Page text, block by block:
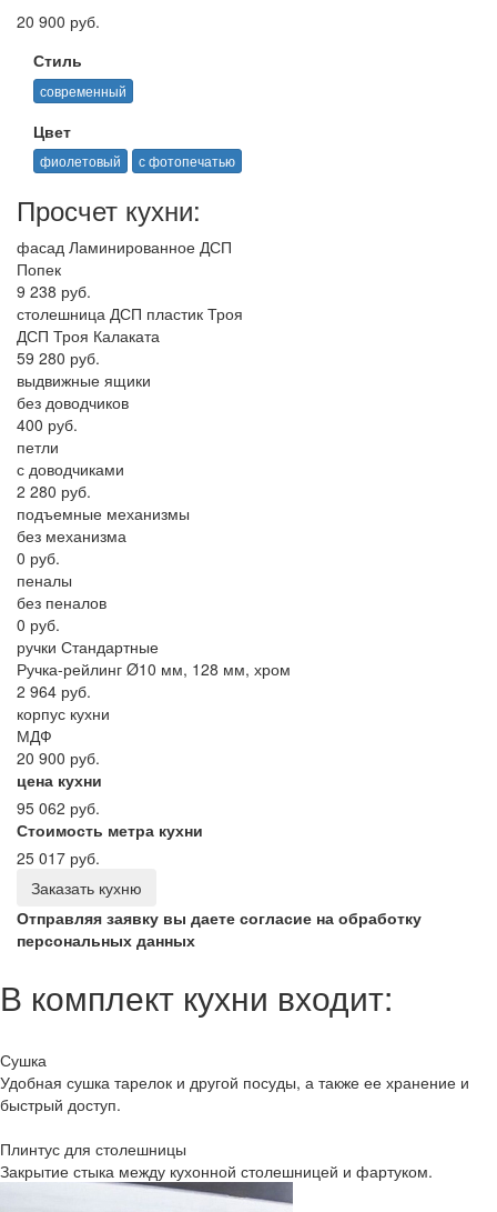
20 900 руб.
Стиль
современный
Цвет
фиолетовый с фотопечатью
Просчет кухни:
фасад Ламинированное ДСП
Попек
9 238 руб.
столешница ДСП пластик Троя
ДСП Троя Калаката
59 280 руб.
выдвижные ящики
без доводчиков
400 руб.
петли
с доводчиками
2 280 руб.
подъемные механизмы
без механизма
0 руб.
пеналы
без пеналов
0 руб.
ручки Стандартные
Ручка-рейлинг Ø10 мм, 128 мм, хром
2 964 руб.
корпус кухни
МДФ
20 900 руб.
цена кухни
95 062 руб.
Стоимость метра кухни
25 017 руб.
Заказать кухню
Отправляя заявку вы даете согласие на обработку
персональных данных
В комплект кухни входит:
Сушка
Удобная сушка тарелок и другой посуды, а также ее хранение и
быстрый доступ.
Плинтус для столешницы
Закрытие стыка между кухонной столешницей и фартуком.